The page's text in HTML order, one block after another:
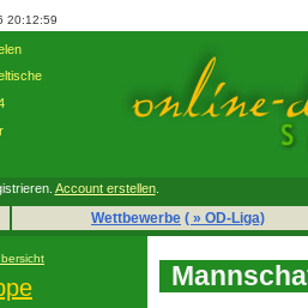
20:12:59
Account erstellen.
Wettbewerbe ( » OD-Liga)